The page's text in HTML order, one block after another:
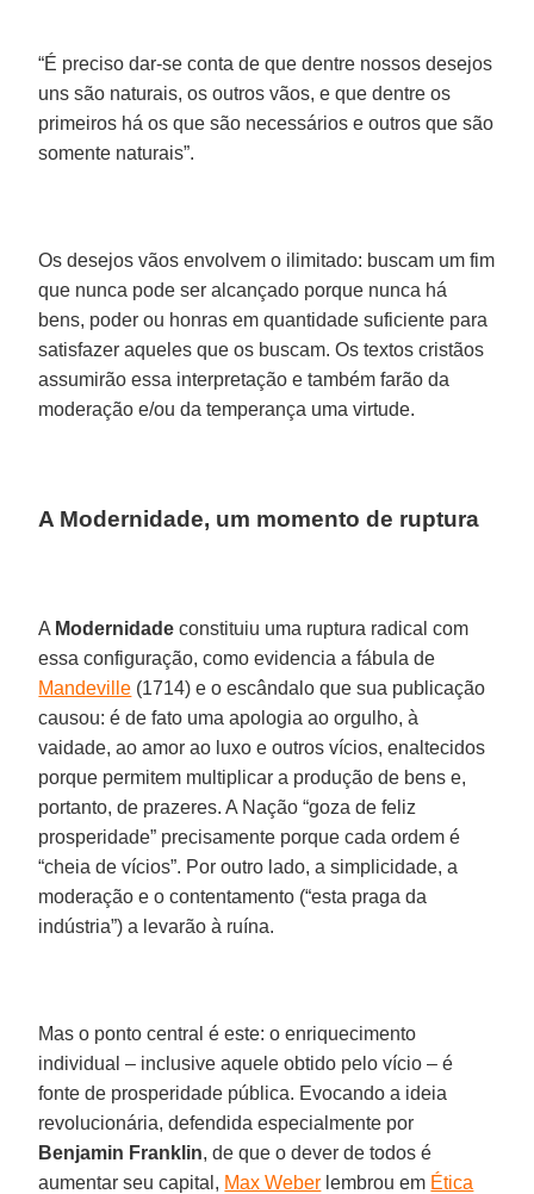
“É preciso dar-se conta de que dentre nossos desejos
uns são naturais, os outros vãos, e que dentre os
primeiros há os que são necessários e outros que são
somente naturais”.
Os desejos vãos envolvem o ilimitado: buscam um fim
que nunca pode ser alcançado porque nunca há
bens, poder ou honras em quantidade suficiente para
satisfazer aqueles que os buscam. Os textos cristãos
assumirão essa interpretação e também farão da
moderação e/ou da temperança uma virtude.
A Modernidade, um momento de ruptura
A Modernidade constituiu uma ruptura radical com
essa configuração, como evidencia a fábula de
Mandeville (1714) e o escândalo que sua publicação
causou: é de fato uma apologia ao orgulho, à
vaidade, ao amor ao luxo e outros vícios, enaltecidos
porque permitem multiplicar a produção de bens e,
portanto, de prazeres. A Nação “goza de feliz
prosperidade” precisamente porque cada ordem é
“cheia de vícios”. Por outro lado, a simplicidade, a
moderação e o contentamento (“esta praga da
indústria”) a levarão à ruína.
Mas o ponto central é este: o enriquecimento
individual – inclusive aquele obtido pelo vício – é
fonte de prosperidade pública. Evocando a ideia
revolucionária, defendida especialmente por
Benjamin Franklin, de que o dever de todos é
aumentar seu capital, Max Weber lembrou em Ética